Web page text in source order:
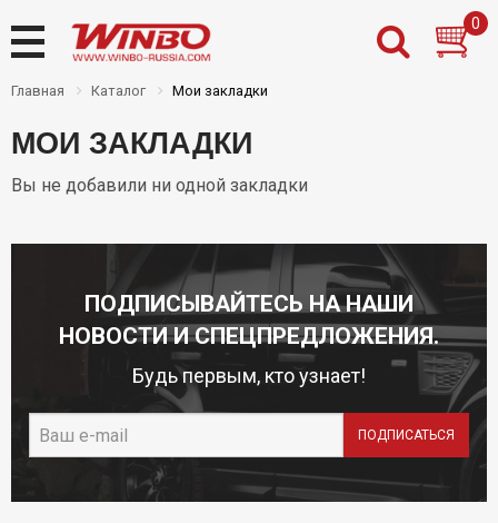
Назад
Новинки
PDF каталоги Winbo
Назад
О нас
Назад
Частным клиентам
Оплата
Установочный центр
Инструкции
Гарантии
Условия возврата
Назад
Где купить
0
Главная Каталог Мои закладки
МОИ ЗАКЛАДКИ
Вы не добавили ни одной закладки
ПОДПИСЫВАЙТЕСЬ НА НАШИ
НОВОСТИ И СПЕЦПРЕДЛОЖЕНИЯ.
Будь первым, кто узнает!